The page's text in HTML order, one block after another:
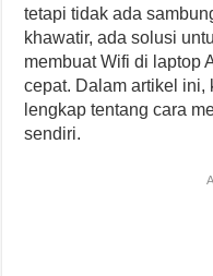
tetapi tidak ada
khawatir, ada solusi
membuat Wifi di laptop
cepat. Dalam artikel ini,
lengkap tentang cara
sendiri.